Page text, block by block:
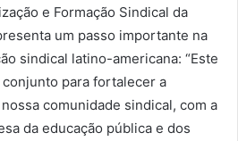
e Formação Sindical da
um passo importante na
sindical latino-americana: “Este
para fortalecer a
comunidade sindical, com a
da educação pública e dos